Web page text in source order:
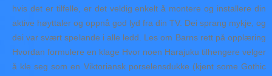
hvis det er tilfelle, er det veldig enkelt å montere og installere din
aktive høyttaler og oppnå god lyd fra din TV. Dei sprang mykje, og
dei var svært spelande i alle ledd. Les om Barns rett på opplæring
Hvordan formulere en klage Hvor noen Harajuku tilhengere velger
å kle seg som en Viktoriansk porselensdukke (kjent some Gothic